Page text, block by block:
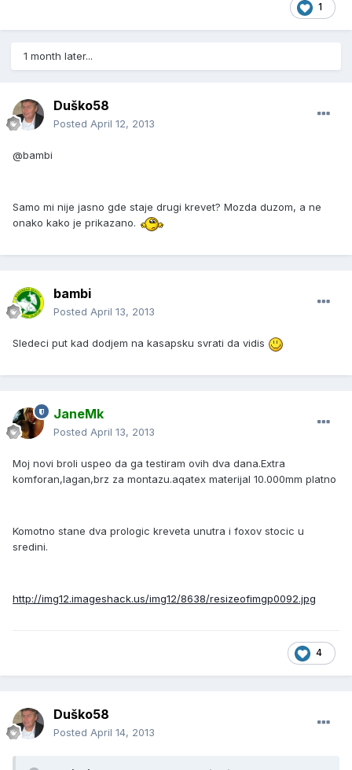
1
1 month later...
Duško58
Posted April 12, 2013
@bambi
Samo mi nije jasno gde staje drugi krevet? Mozda duzom, a ne
onako kako je prikazano.
bambi
Posted April 13, 2013
Sledeci put kad dodjem na kasapsku svrati da vidis
JaneMk
Posted April 13, 2013
Moj novi broli uspeo da ga testiram ovih dva dana.Extra
komforan,lagan,brz za montazu.aqatex materijal 10.000mm platno
Komotno stane dva prologic kreveta unutra i foxov stocic u
sredini.
http://img12.imageshack.us/img12/8638/resizeofimgp0092.jpg
4
Duško58
Posted April 14, 2013